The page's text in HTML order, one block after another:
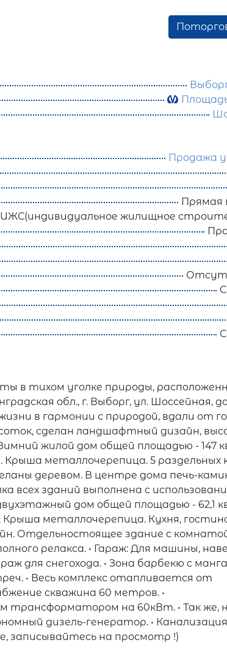
Продажа
Прямая
ИЖС(индивидуальное жилищное
в тихом уголке природы,
обл., г. Выборг, ул. Шоссейная,
в гармонии с природой, вдали от
сделан ландшафтный дизайн,
жилой дом общей площадью - 147
металлочерепица. 5 раздельных
деревом. В центре дома печь-
зданий выполнена с
дом общей площадью - 62,1
металлочерепица. Кухня,
Отдельностоящее здание с
релакса. • Гараж: Для машины,
для снегохода. • Зона барбекю с
• Весь комплекс отапливается от
скважина 60 метров. •
трансформатором на 60кВт. • Так же,
дизель-генератор. • Канализация
записывайтесь на просмотр !)